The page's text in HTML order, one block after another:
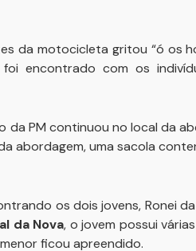
da motocicleta gritou “ó os
encontrado com os
da PM continuou no local da
abordagem, uma sacola
os dois jovens, Ronei da
da Nova, o jovem possui
ficou apreendido.